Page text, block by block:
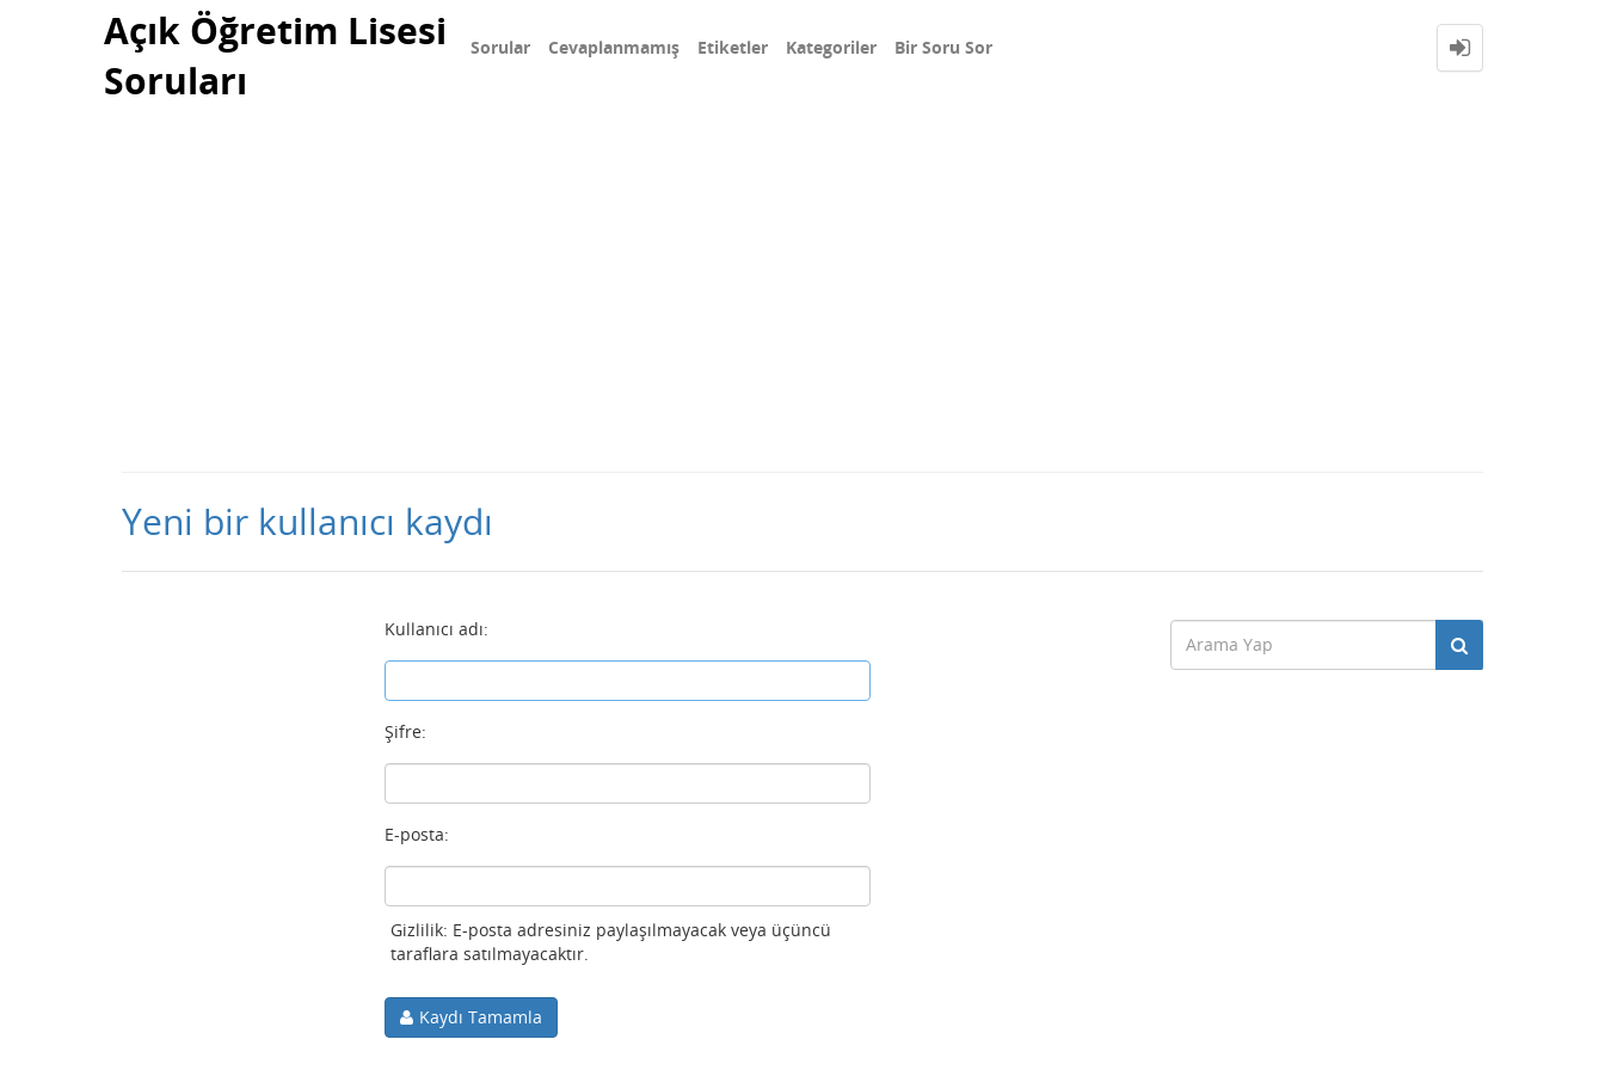
Açık Öğretim Lisesi
Soruları
Sorular Cevaplanmamış Etiketler Kategoriler Bir Soru Sor
Yeni bir kullanıcı kaydı
Kullanıcı adı:
Şifre:
E-posta:
Gizlilik: E-posta adresiniz paylaşılmayacak veya üçüncü
taraflara satılmayacaktır.
Kaydı Tamamla